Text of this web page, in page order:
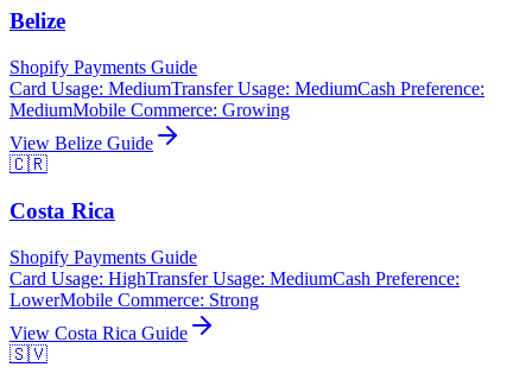
Belize
Shopify Payments Guide
Card Usage: MediumTransfer Usage: MediumCash Preference:
MediumMobile Commerce: Growing
View Belize Guide
🇨🇷
Costa Rica
Shopify Payments Guide
Card Usage: HighTransfer Usage: MediumCash Preference:
LowerMobile Commerce: Strong
View Costa Rica Guide
🇸🇻